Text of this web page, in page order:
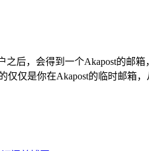
后，会得到一个Akapost的邮
仅仅是你在Akapost的临时邮